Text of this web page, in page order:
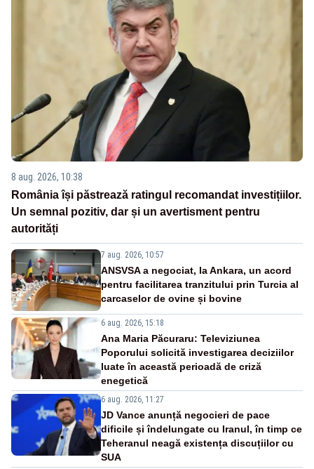
8 aug. 2026, 10:38
România își păstrează ratingul recomandat investițiilor.
Un semnal pozitiv, dar și un avertisment pentru
autorități
7 aug. 2026, 10:57
ANSVSA a negociat, la Ankara, un acord
pentru facilitarea tranzitului prin Turcia al
carcaselor de ovine și bovine
6 aug. 2026, 15:18
Ana Maria Păcuraru: Televiziunea
Poporului solicită investigarea deciziilor
luate în această perioadă de criză
enegetică
6 aug. 2026, 11:27
JD Vance anunță negocieri de pace
dificile și îndelungate cu Iranul, în timp ce
Teheranul neagă existența discuțiilor cu
SUA